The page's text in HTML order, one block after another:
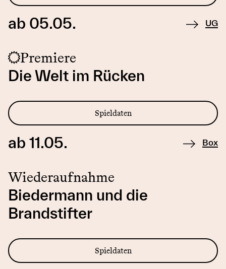
ab 05.05. UG
Premiere
Die Welt im Rücken
Spieldaten
ab 11.05. Box
Wiederaufnahme
Biedermann und die
Brandstifter
Spieldaten